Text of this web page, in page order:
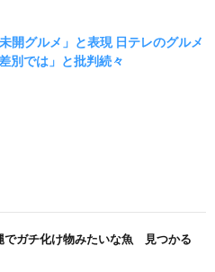
開グルメ」と表現 日テレのグルメ
別では」と批判続々
でガチ化け物みたいな魚 見つかる